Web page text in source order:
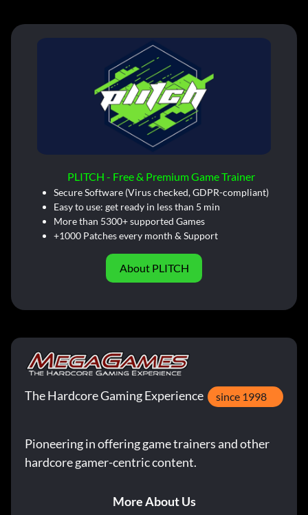
PLITCH - Free & Premium Game Trainer
Secure Software (Virus checked, GDPR-compliant)
Easy to use: get ready in less than 5 min
More than 5300+ supported Games
+1000 Patches every month & Support
About PLITCH
The Hardcore Gaming Experience since 1998
Pioneering in offering game trainers and other
hardcore gamer-centric content.
More About Us